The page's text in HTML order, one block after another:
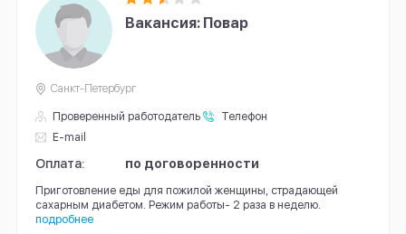
Вакансия: Повар
Проверенный работодатель
Телефон
E-mail
Санкт-Петербург
Оплата: по договоренности
Приготовление еды для пожилой женщины, страдающей
сахарным диабетом. Режим работы- 2 раза в неделю.
подробнее